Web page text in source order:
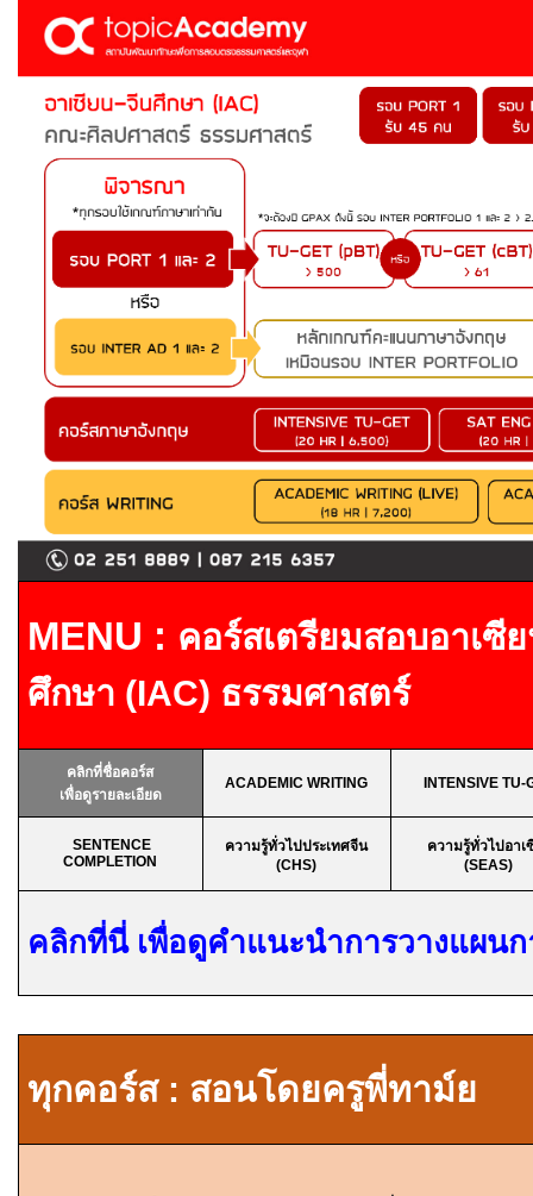
MENU : คอร์สเตรียมสอบอาเซี
ศึกษา (IAC) ธรรมศาสตร์
คลิกที่ชื่อคอร์ส
เพื่อดูรายละเอียด
ACADEMIC WRITING INTENSIVE TU-
SENTENCE
COMPLETION
ความรู้ทั่วไปประเทศจีน
(CHS)
ความรู้ทั่วไปอาเ
(SEAS)
คลิกที่นี่ เพื่อดูคำแนะนำการวางแผน
ทุกคอร์ส: สอนโดยครูพี่ทาม์ย